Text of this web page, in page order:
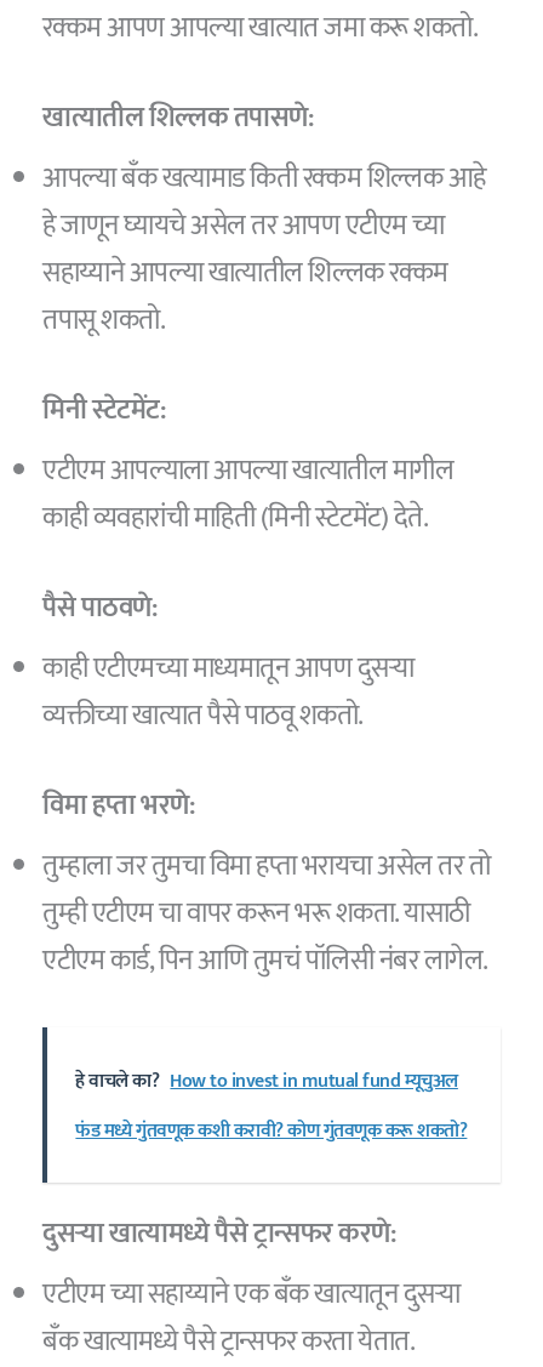
रक्कम आपण आपल्या खात्यात जमा करू शकतो.
खात्यातील शिल्लक तपासणे:
आपल्या बँक खत्यामाड किती रक्कम शिल्लक आहे
हे जाणून घ्यायचे असेल तर आपण एटीएम च्या
सहाय्याने आपल्या खात्यातील शिल्लक रक्कम
तपासू शकतो.
मिनी स्टेटमेंट:
एटीएम आपल्याला आपल्या खात्यातील मागील
काही व्यवहारांची माहिती (मिनी स्टेटमेंट) देते.
पैसे पाठवणे:
काही एटीएमच्या माध्यमातून आपण दुसऱ्या
व्यक्तीच्या खात्यात पैसे पाठवू शकतो.
विमा हप्ता भरणे:
तुम्हाला जर तुमचा विमा हप्ता भरायचा असेल तर तो
तुम्ही एटीएम चा वापर करून भरू शकता. यासाठी
एटीएम कार्ड, पिन आणि तुमचं पॉलिसी नंबर लागेल.
हे वाचले का? How to invest in mutual fund म्यूचुअल
फंड मध्ये गुंतवणूक कशी करावी? कोण गुंतवणूक करू शकतो?
दुसऱ्या खात्यामध्ये पैसे ट्रान्सफर करणे:
एटीएम च्या सहाय्याने एक बँक खात्यातून दुसऱ्या
बँक खात्यामध्ये पैसे ट्रान्सफर करता येतात.